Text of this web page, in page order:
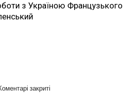
з Україною Французького
закриті